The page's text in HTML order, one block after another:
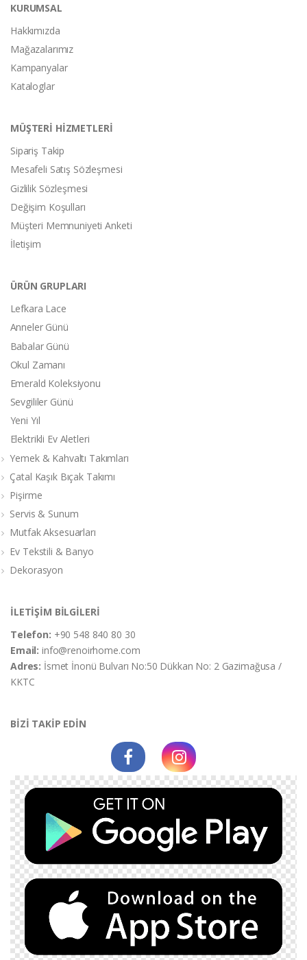
KURUMSAL
Hakkımızda
Mağazalarımız
Kampanyalar
Kataloglar
MÜŞTERİ HİZMETLERİ
Sipariş Takip
Mesafeli Satış Sözleşmesi
Gizlilik Sözleşmesi
Değişim Koşulları
Müşteri Memnuniyeti Anketi
İletişim
ÜRÜN GRUPLARI
Lefkara Lace
Anneler Günü
Babalar Günü
Okul Zamanı
Emerald Koleksiyonu
Sevgililer Günü
Yeni Yıl
Elektrikli Ev Aletleri
Yemek & Kahvaltı Takımları
Çatal Kaşık Bıçak Takımı
Pişirme
Servis & Sunum
Mutfak Aksesuarları
Ev Tekstili & Banyo
Dekorasyon
İLETİŞİM BİLGİLERİ
Telefon: +90 548 840 80 30
Email:info@renoirhome.com
Adres: İsmet İnonü Bulvarı No:50 Dükkan No: 2 Gazimağusa /
KKTC
BİZİ TAKİP EDİN